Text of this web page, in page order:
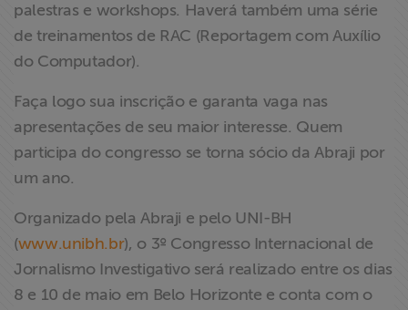
palestras e workshops. Haverá também uma série
de treinamentos de RAC (Reportagem com Auxílio
do Computador).
Faça logo sua inscrição e garanta vaga nas
apresentações de seu maior interesse. Quem
participa do congresso se torna sócio da Abraji por
um ano.
Organizado pela Abraji e pelo UNI-BH
(www.unibh.br), o 3º Congresso Internacional de
Jornalismo Investigativo será realizado entre os dias
8 e 10 de maio em Belo Horizonte e conta com o